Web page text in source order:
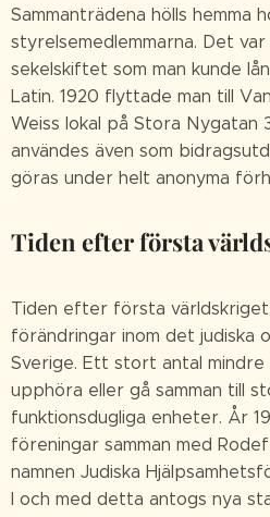
Sammanträdena hölls hemma
styrelsemedlemmarna. Det
sekelskiftet som man kunde
Latin. 1920 flyttade man till
Weiss lokal på Stora Nygatan
användes även som
göras under helt anonyma
Tiden efter första
Tiden efter första världskriget
förändringar inom det judiska
Sverige. Ett stort antal
upphöra eller gå samman till
funktionsdugliga enheter. År
föreningar samman med
namnen Judiska
I och med detta antogs nya